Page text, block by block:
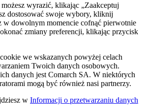
wyrazić, klikając „Zaakceptuj
dostosować swoje wybory, kliknij
w dowolnym momencie cofnąć pierwotnie
zmiany preferencji, klikając przycisk
we wskazanych powyżej celach
Twoich danych osobowych.
danych jest Comarch SA. W niektórych
mogą być również nasi partnerzy.
w Informacji o przetwarzaniu danych